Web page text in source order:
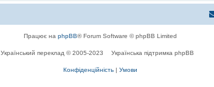
Працює на phpBB® Forum Software © phpBB Limited
Український переклад © 2005-2023 Українська підтримка phpBB
Конфіденційність | Умови